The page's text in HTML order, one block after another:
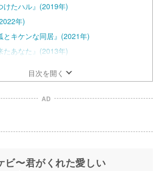
けたハル』(2019年)
年)
とキケンな同居』(2021年)
たあなた』(2013年)
目次を開く
AD
ビ〜君がくれた愛しい